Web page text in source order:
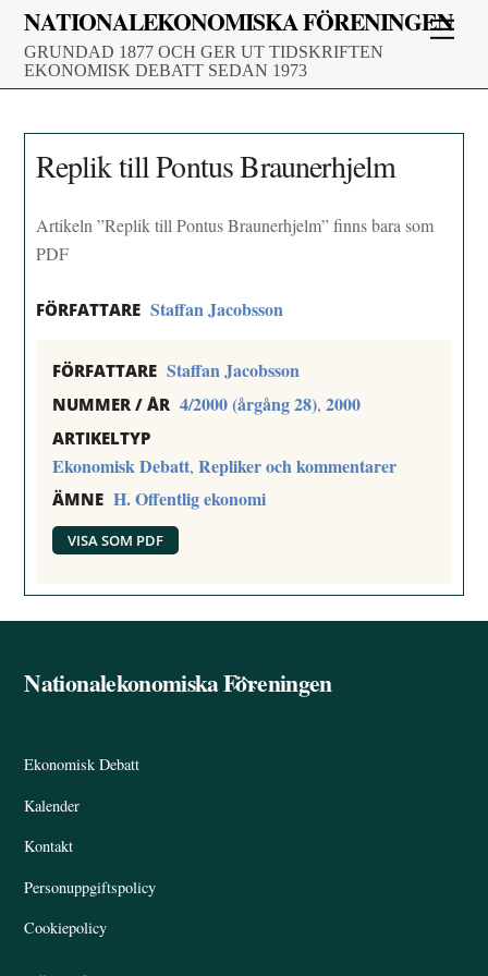
Skip
content
NATIONALEKONOMISKA FÖRENINGEN
GRUNDAD 1877 OCH GER UT TIDSKRIFTEN
EKONOMISK DEBATT SEDAN 1973
Replik till Pontus Braunerhjelm
Artikeln ”Replik till Pontus Braunerhjelm” finns bara som
PDF
FÖRFATTARE Staffan Jacobsson
FÖRFATTARE Staffan Jacobsson
NUMMER / ÅR 4/2000 (årgång 28),2000
ARTIKELTYP
Ekonomisk Debatt,Repliker och kommentarer
ÄMNE H. Offentlig ekonomi
VISA SOM PDF
Back
Nationalekonomiska Föreningen
Ekonomisk Debatt
Kalender
Kontakt
Personuppgiftspolicy
Cookiepolicy